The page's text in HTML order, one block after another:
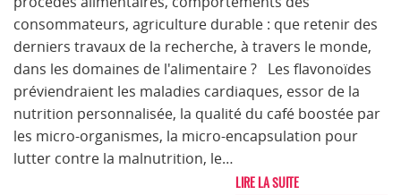
consommateurs, agriculture durable : que retenir des
derniers travaux de la recherche, à travers le monde,
dans les domaines de l'alimentaire ? Les flavonoïdes
préviendraient les maladies cardiaques, essor de la
nutrition personnalisée, la qualité du café boostée par
les micro-organismes, la micro-encapsulation pour
lutter contre la malnutrition, le…
LIRE LA SUITE